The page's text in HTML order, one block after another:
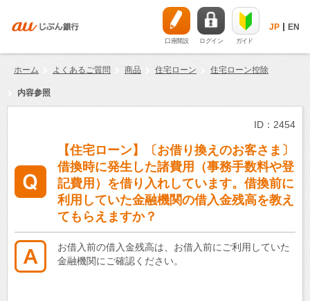
口座開設 ログイン ガイド
JP EN
ホーム よくあるご質問 商品 住宅ローン 住宅ローン控除
内容参照
ID：2454
【住宅ローン】〔お借り換えのお客さま〕
借換時に発生した諸費用（事務手数料や登
記費用）を借り入れしています。借換前に
利用していた金融機関の借入金残高を教え
てもらえますか？
お借入前の借入金残高は、お借入前にご利用していた
金融機関にご確認ください。